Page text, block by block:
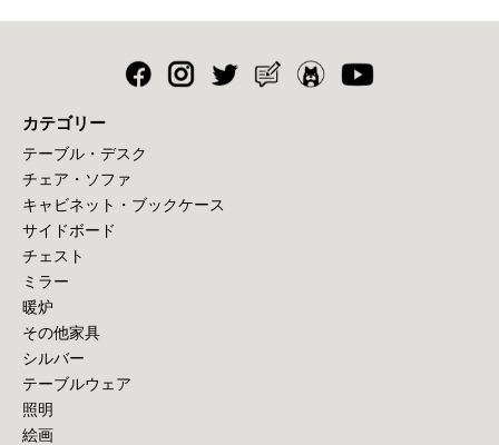
カテゴリー
テーブル・デスク
チェア・ソファ
キャビネット・ブックケース
サイドボード
チェスト
ミラー
暖炉
その他家具
シルバー
テーブルウェア
照明
絵画